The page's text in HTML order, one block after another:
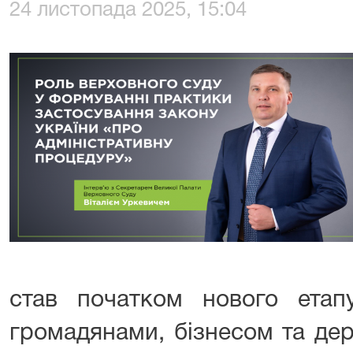
24 листопада 2025, 15:04
став початком нового
громадянами, бізнесом та